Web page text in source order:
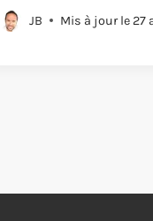
JB Mis à jour le 27